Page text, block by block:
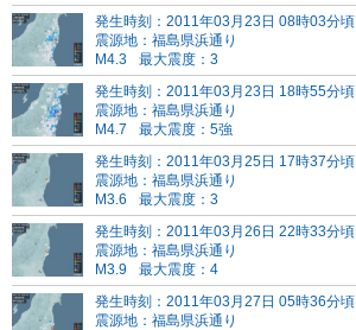
発生時刻：2011年03月23日 08時03分頃
震源地：福島県浜通り
M4.3
最大震度：3
発生時刻：2011年03月23日 18時55分頃
震源地：福島県浜通り
M4.7
最大震度：5強
発生時刻：2011年03月25日 17時37分頃
震源地：福島県浜通り
M3.6
最大震度：3
発生時刻：2011年03月26日 22時33分頃
震源地：福島県浜通り
M3.9
最大震度：4
発生時刻：2011年03月27日 05時36分頃
震源地：福島県浜通り